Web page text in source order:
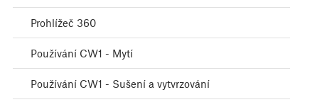
Prohlížeč 360
Používání CW1 - Mytí
Používání CW1 - Sušení a vytvrzování